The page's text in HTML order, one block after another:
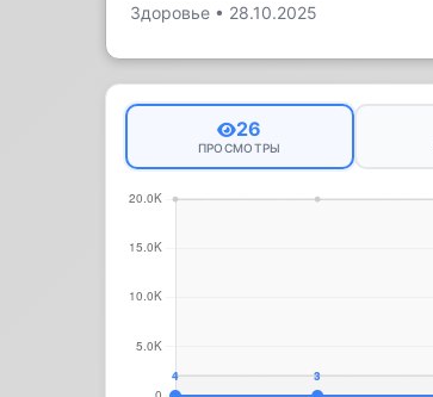
Здоровье • 28.10.2025
26
ПРОСМОТРЫ